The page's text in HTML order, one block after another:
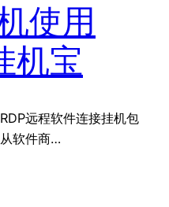
使用
机宝
远程软件连接挂机包
软件商…